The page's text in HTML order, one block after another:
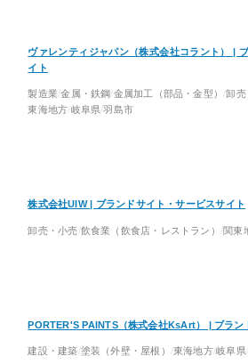
ヴァレンティジャパン（株式会社コラント） |
イト
製造業 金属・鉄鋼 金属加工（部品・金型） 卸売
東海地方 岐阜県 羽島市
株式会社UIW | ブランドサイト・サービスサイト
卸売・小売 飲食業（飲食店・レストラン） 関東
PORTER'S PAINTS（株式会社KsArt） | ブラン
建設・建築 塗装（外壁・屋根） 東海地方 岐阜県